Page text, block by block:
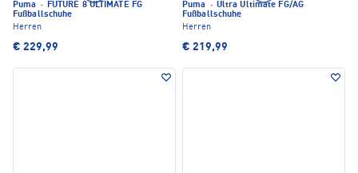
Puma · FUTURE 8 ULTIMATE FG
Fußballschuhe
Herren
€ 229,99
Puma · Ultra Ultimate FG/AG
Fußballschuhe
Herren
€ 219,99